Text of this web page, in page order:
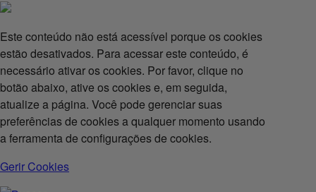
Este conteúdo não está acessível porque os cookies
estão desativados. Para acessar este conteúdo, é
necessário ativar os cookies. Por favor, clique no
botão abaixo, ative os cookies e, em seguida,
atualize a página. Você pode gerenciar suas
preferências de cookies a qualquer momento usando
a ferramenta de configurações de cookies.
Gerir Cookies